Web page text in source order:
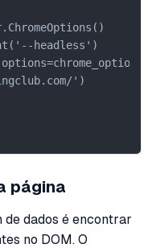
headless')
')
página
de dados é encontrar
no DOM. O